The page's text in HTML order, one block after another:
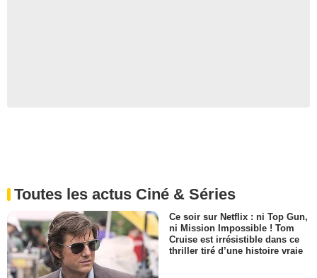
Toutes les actus Ciné & Séries
Ce soir sur Netflix : ni Top Gun,
ni Mission Impossible ! Tom
Cruise est irrésistible dans ce
thriller tiré d’une histoire vraie